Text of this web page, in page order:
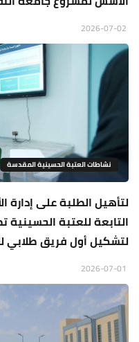
نشاطات العتبة الحسينية المقدسة
لتأهيل الطلبة على إدارة
التابعة للعتبة
لتشكيل أول فريق طلابي